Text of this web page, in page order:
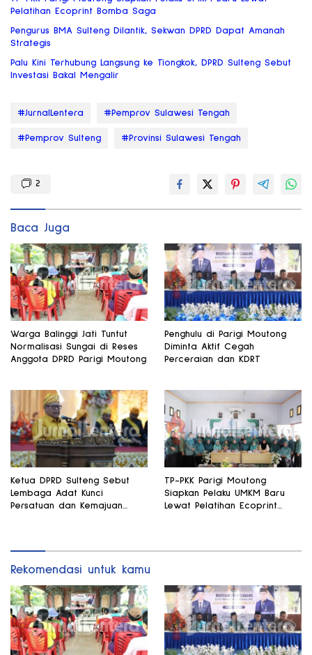
Pelatihan Ecoprint Bomba Saga
Pengurus BMA Sulteng Dilantik, Sekwan DPRD Dapat Amanah
Strategis
Palu Kini Terhubung Langsung ke Tiongkok, DPRD Sulteng Sebut
Investasi Bakal Mengalir
#JurnalLentera #Pemprov Sulawesi Tengah
#Pemprov Sulteng #Provinsi Sulawesi Tengah
2
Baca Juga
Warga Balinggi Jati Tuntut
Normalisasi Sungai di Reses
Anggota DPRD Parigi Moutong
Penghulu di Parigi Moutong
Diminta Aktif Cegah
Perceraian dan KDRT
Ketua DPRD Sulteng Sebut
Lembaga Adat Kunci
Persatuan dan Kemajuan
TP-PKK Parigi Moutong
Siapkan Pelaku UMKM Baru
Lewat Pelatihan Ecoprint
Rekomendasi untuk kamu